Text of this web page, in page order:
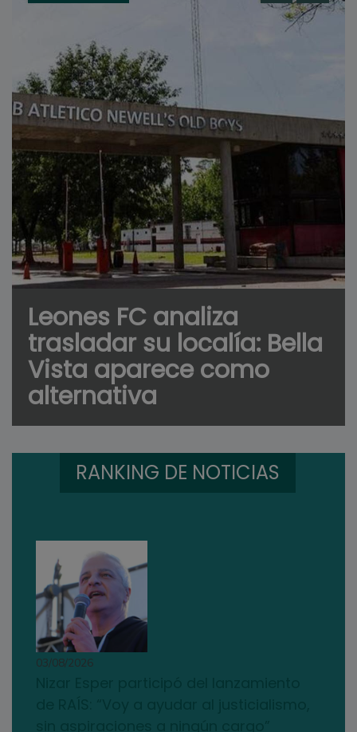
Leones FC analiza
trasladar su localía: Bella
Vista aparece como
alternativa
RANKING DE NOTICIAS
03/08/2026